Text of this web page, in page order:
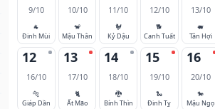
9/10
🐐
Đinh Mùi
10/10
🐒
Mậu Thân
11/10
🐓
Kỷ Dậu
12/10
🐕
Canh Tuất
13/10
🐖
Tân Hợi
12
16/10
🐅
Giáp Dần
13
17/10
🐈
Ất Mão
14
18/10
🐉
Bính Thìn
15
19/10
🐍
Đinh Tỵ
16
20/10
🐎
Mậu Ngọ